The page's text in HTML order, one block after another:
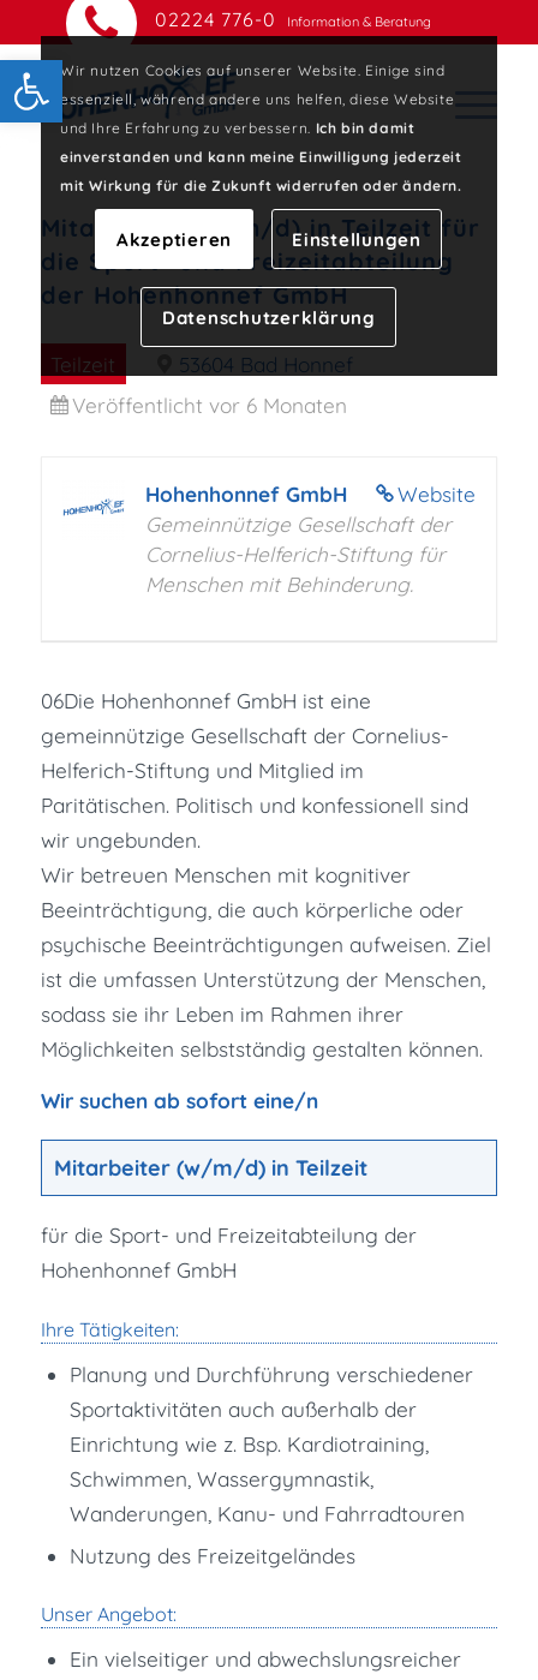
Open toolbar
02224 776-0 Information & Beratung
Mitarbeiter (w/m/d) in Teilzeit für
die Sport- und Freizeitabteilung
der Hohenhonnef GmbH
Teilzeit
53604 Bad Honnef
Veröffentlicht vor 6 Monaten
Website
Hohenhonnef GmbH
Gemeinnützige Gesellschaft der
Cornelius-Helferich-Stiftung für
Menschen mit Behinderung.
06Die Hohenhonnef GmbH ist eine
gemeinnützige Gesellschaft der Cornelius-
Helferich-Stiftung und Mitglied im
Paritätischen. Politisch und konfessionell sind
wir ungebunden.
Wir betreuen Menschen mit kognitiver
Beeinträchtigung, die auch körperliche oder
psychische Beeinträchtigungen aufweisen. Ziel
ist die umfassen Unterstützung der Menschen,
sodass sie ihr Leben im Rahmen ihrer
Möglichkeiten selbstständig gestalten können.
Wir suchen ab sofort eine/n
Mitarbeiter (w/m/d) in Teilzeit
für die Sport- und Freizeitabteilung der
Hohenhonnef GmbH
Ihre Tätigkeiten:
Planung und Durchführung verschiedener
Sportaktivitäten auch außerhalb der
Einrichtung wie z. Bsp. Kardiotraining,
Schwimmen, Wassergymnastik,
Wanderungen, Kanu- und Fahrradtouren
Nutzung des Freizeitgeländes
Unser Angebot:
Ein vielseitiger und abwechslungsreicher
Wir nutzen Cookies auf unserer Website. Einige sind
essenziell, während andere uns helfen, diese Website
und Ihre Erfahrung zu verbessern. Ich bin damit
einverstanden und kann meine Einwilligung jederzeit
mit Wirkung für die Zukunft widerrufen oder ändern.
Akzeptieren Einstellungen
Datenschutzerklärung